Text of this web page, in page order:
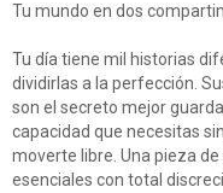
Tu mundo en dos
Tu día tiene mil historias
dividirlas a la perfección.
son el secreto mejor
capacidad que necesitas
moverte libre. Una pieza
esenciales con total